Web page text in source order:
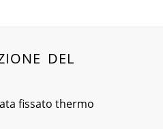
DEL
fissato thermo